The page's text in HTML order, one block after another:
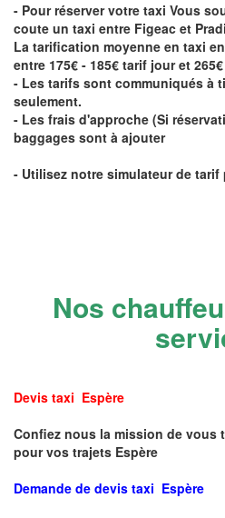
- Pour réserver votre taxi Vous
coute un taxi entre Figeac et
La tarification moyenne en taxi
entre 175€ - 185€ tarif jour et
- Les tarifs sont communiqués à
seulement.
- Les frais d'approche (Si
baggages sont à ajouter
- Utilisez notre simulateur de tarif
Nos
Devis taxi Espère
Confiez nous la mission de vous
pour vos trajets Espère
Demande de devis taxi Espère